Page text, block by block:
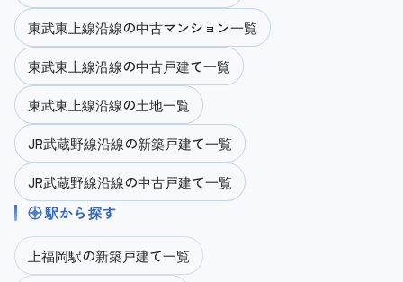
東武東上線沿線の中古マンション一覧
東武東上線沿線の中古戸建て一覧
東武東上線沿線の土地一覧
JR武蔵野線沿線の新築戸建て一覧
JR武蔵野線沿線の中古戸建て一覧
駅から探す
上福岡駅の新築戸建て一覧